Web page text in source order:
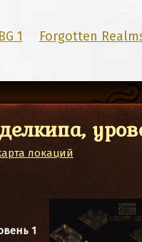
BG 1 Forgotten
локаций
1